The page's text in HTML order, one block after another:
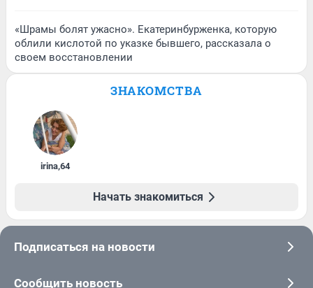
«Шрамы болят ужасно». Екатеринбурженка, которую
облили кислотой по указке бывшего, рассказала о
своем восстановлении
ЗНАКОМСТВА
irina,64
Начать знакомиться
Подписаться на новости
Сообщить новость